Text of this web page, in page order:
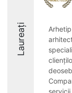
Laureați